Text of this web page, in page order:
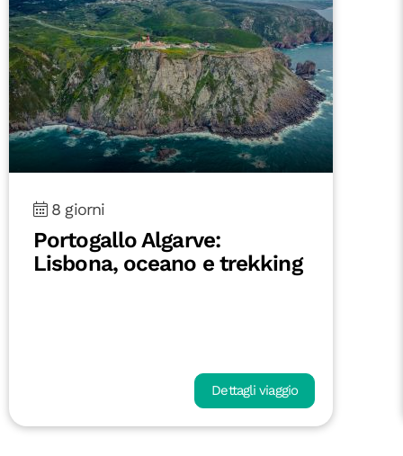
Fuerteventura On the Road:
tra oceano e deserto
Dettagli viaggio